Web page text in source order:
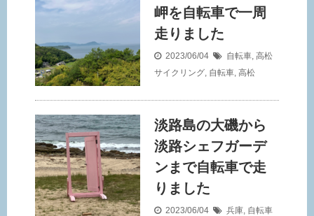
岬を自転車で一周
走りました
2023/06/04 自転車, 高松
サイクリング, 自転車, 高松
淡路島の大磯から
淡路シェフガーデ
ンまで自転車で走
りました
2023/06/04 兵庫, 自転車